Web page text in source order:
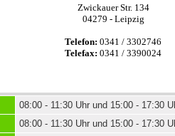
Zwickauer Str. 134
04279 - Leipzig
Telefon: 0341 / 3302746
Telefax: 0341 / 3390024
08:00 - 11:30 Uhr und 15:00 - 17:30
08:00 - 11:30 Uhr und 15:00 - 17:30